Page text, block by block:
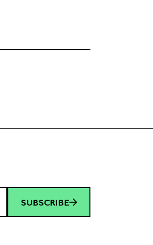
SUBSCRIBE